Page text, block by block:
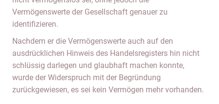
Vermögenswerte der Gesellschaft genauer zu
identifizieren.
Nachdem er die Vermögenswerte auch auf den
ausdrücklichen Hinweis des Handelsregisters hin nicht
schlüssig darlegen und glaubhaft machen konnte,
wurde der Widerspruch mit der Begründung
zurückgewiesen, es sei kein Vermögen mehr vorhanden.